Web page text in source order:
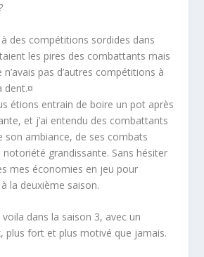
à des compétitions sordides dans
les pires des combattants mais
pas d’autres compétitions à
dent.¤
étions entrain de boire un pot après
et j’ai entendu des combattants
son ambiance, de ses combats
notoriété grandissante. Sans hésiter
mes économies en jeu pour
la deuxième saison.
dans la saison 3, avec un
plus fort et plus motivé que jamais.